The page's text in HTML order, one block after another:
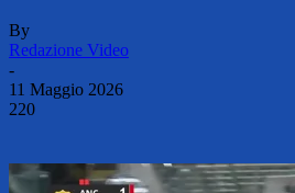
By
Redazione Video
-
11 Maggio 2026
220